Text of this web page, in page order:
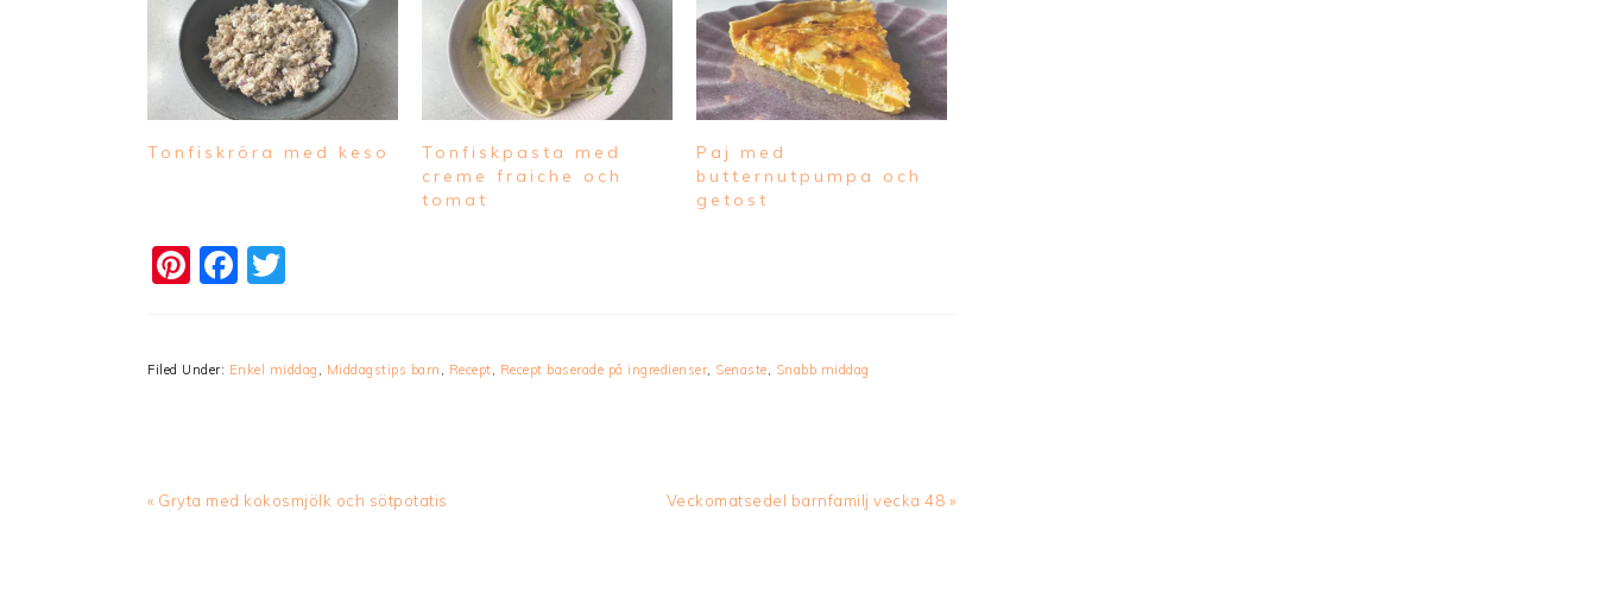
Tonfiskröra med keso
Tonfiskpasta med
creme fraiche och
tomat
Paj med
butternutpumpa och
getost
Pinterest
Facebook
Filed Under: Enkel middag Middagstips barn Recept Recept baserade på ingredienser Senaste Snabb middag
Previous
« Gryta med kokosmjölk och sötpotatis
Next
Veckomatsedel barnfamilj vecka 48 »